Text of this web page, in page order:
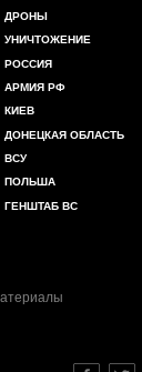
ДРОНЫ
УНИЧТОЖЕНИЕ
РОССИЯ
АРМИЯ РФ
КИЕВ
ДОНЕЦКАЯ ОБЛАСТЬ
ВСУ
ПОЛЬША
ГЕНШТАБ ВС